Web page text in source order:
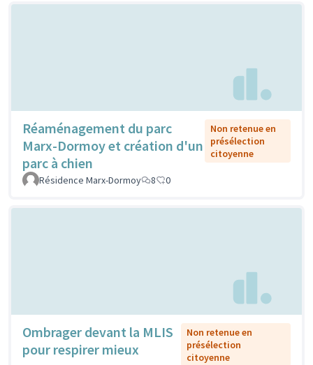
Réaménagement du parc
Marx-Dormoy et création d'un
parc à chien
Non retenue en
présélection
citoyenne
Résidence Marx-Dormoy 8 0
Ombrager devant la MLIS
pour respirer mieux
Non retenue en
présélection
citoyenne